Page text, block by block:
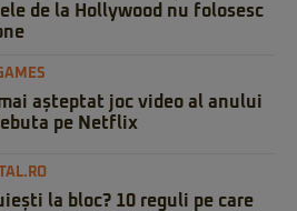
de la Hollywood nu folosesc
așteptat joc video al anului
pe Netflix
la bloc? 10 reguli pe care